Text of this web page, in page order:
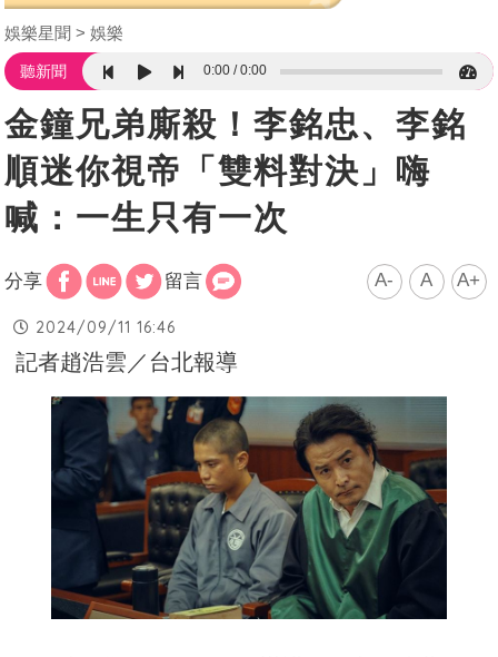
娛樂星聞 娛樂
聽新聞 0:00 0:00
金鐘兄弟廝殺！李銘忠、李銘
順迷你視帝「雙料對決」嗨
喊：一生只有一次
分享 留言 A- A A+
2024/09/11 16:46
記者趙浩雲／台北報導